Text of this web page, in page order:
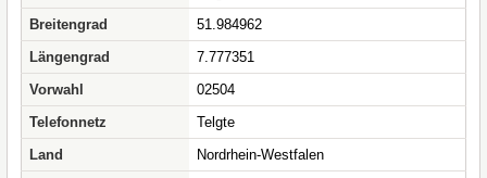
Breitengrad
51.984962
Längengrad
7.777351
Vorwahl
02504
Telefonnetz
Telgte
Land
Nordrhein-Westfalen